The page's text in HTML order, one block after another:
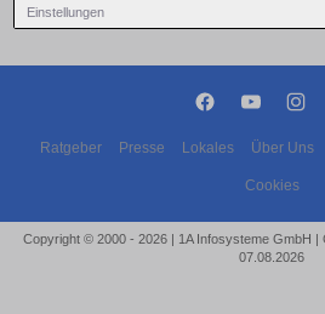
Einstellungen
Ratgeber Presse Lokales Über Uns
Cookies
Copyright © 2000 - 2026 | 1A Infosysteme GmbH |
07.08.2026